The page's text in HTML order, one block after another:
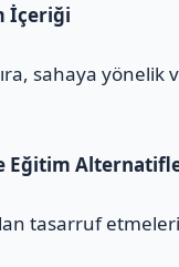
İçeriği
sahaya
Eğitim
tasarruf